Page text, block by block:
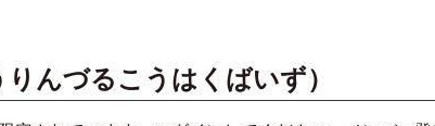
んづるこうはくばいず）